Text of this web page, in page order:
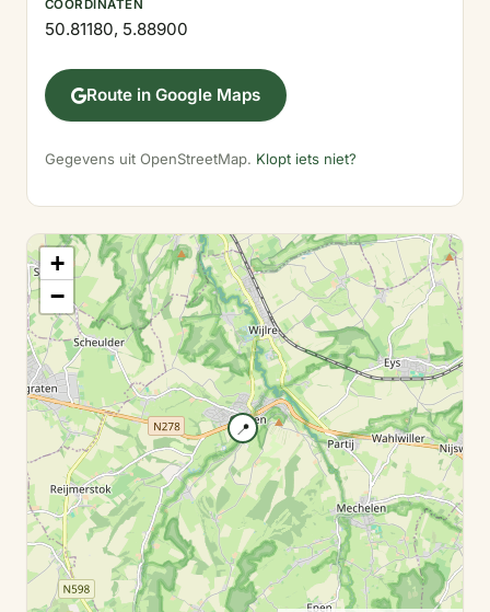
COÖRDINATEN
50.81180, 5.88900
Route in Google Maps
Gegevens uit OpenStreetMap. Klopt iets niet?
📍
+
−